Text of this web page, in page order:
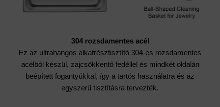
304 rozsdamentes acél
Ez az ultrahangos alkatrésztisztító 304-es rozsdamentes
acélból készül, zajcsökkentő fedéllel és mindkét oldalán
beépített fogantyúkkal, így a tartós használatra és az
egyszerű tisztításra tervezték.